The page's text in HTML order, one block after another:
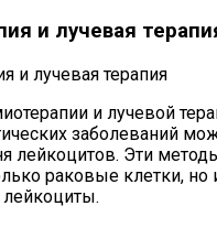
и лучевая
и лучевой
заболеваний
лейкоцитов. Эти
раковые клетки,